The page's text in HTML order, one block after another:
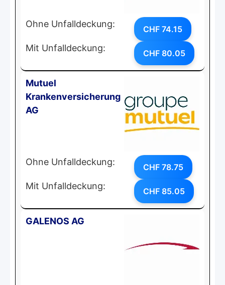
Ohne Unfalldeckung: CHF 74.15
Mit Unfalldeckung: CHF 80.05
Mutuel
Krankenversicherung
AG
Ohne Unfalldeckung: CHF 78.75
Mit Unfalldeckung: CHF 85.05
GALENOS AG